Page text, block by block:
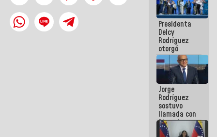
Eléctrico
para
abordar
planes de
acción
Presidenta
Delcy
Rodríguez
otorgó
medalla
"Héroe de
Venezuela"
a servidores
públicos
Jorge
Rodríguez
sostuvo
llamada con
Dinorah
Figuera y